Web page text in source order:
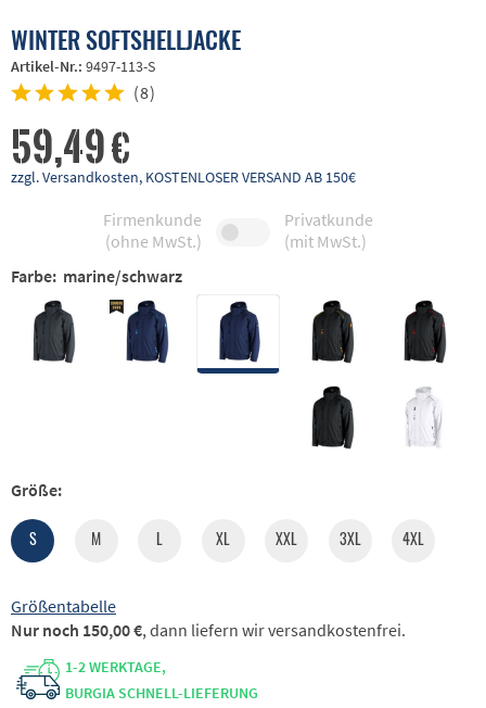
WINTER SOFTSHELLJACKE
Artikel-Nr.: 9497-113-S
(8)
59,49 €
zzgl. Versandkosten, KOSTENLOSER VERSAND AB 150€
Firmenkunde
(ohne MwSt.)
Privatkunde
(mit MwSt.)
Farbe: marine/schwarz
Größe:
S M L XL XXL 3XL 4XL
Größentabelle
1-2 WERKTAGE,
BURGIA SCHNELL-LIEFERUNG
Nur noch 150,00 €, dann liefern wir versandkostenfrei.